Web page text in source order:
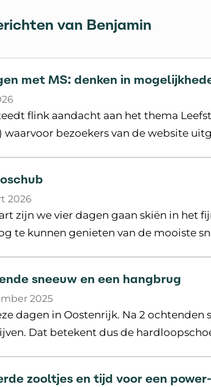
van Benjamin
met MS: denken in
flink aandacht aan het thema
waarvoor bezoekers van de website
2026
zijn we vier dagen gaan skiën in het
te kunnen genieten van de mooiste
sneeuw en een hangbrug
2025
dagen in Oostenrijk. Na 2
Dat betekent dus de
zooltjes en tijd voor een